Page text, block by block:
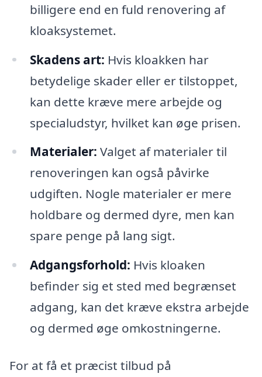
billigere end en fuld renovering af
kloaksystemet.
Skadens art: Hvis kloakken har
betydelige skader eller er tilstoppet,
kan dette kræve mere arbejde og
specialudstyr, hvilket kan øge prisen.
Materialer: Valget af materialer til
renoveringen kan også påvirke
udgiften. Nogle materialer er mere
holdbare og dermed dyre, men kan
spare penge på lang sigt.
Adgangsforhold: Hvis kloaken
befinder sig et sted med begrænset
adgang, kan det kræve ekstra arbejde
og dermed øge omkostningerne.
For at få et præcist tilbud på